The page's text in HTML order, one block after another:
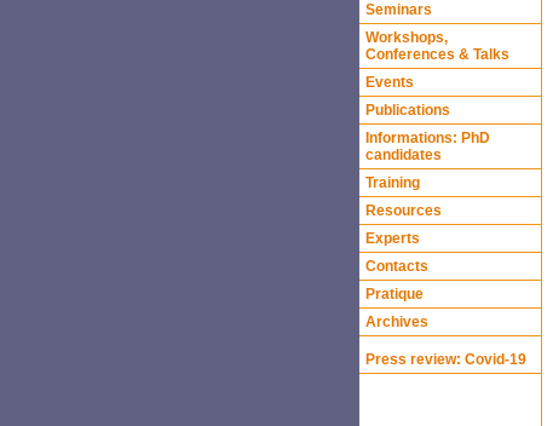
Seminars
Workshops,
Conferences & Talks
Events
Publications
Informations: PhD
candidates
Training
Resources
Experts
Contacts
Pratique
Archives
Press review: Covid-19